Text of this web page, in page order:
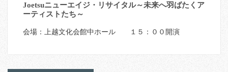
Joetsuニューエイジ・リサイタル～未来へ羽ばたくア
ーティストたち～
会場：上越文化会館中ホール １５：００開演